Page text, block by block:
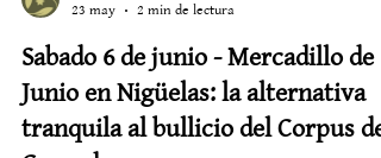
Christoph Van Daele
23 may
2 min de lectura
Sabado 6 de junio - Mercadillo de